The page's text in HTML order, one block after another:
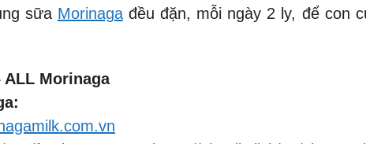
sữa Morinagađều đặn, mỗi ngày 2 ly, để con
ALL Morinaga